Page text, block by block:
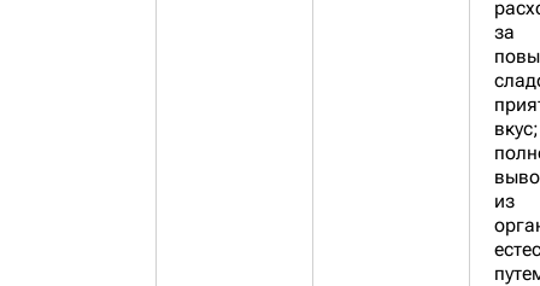
за
вкус;
из